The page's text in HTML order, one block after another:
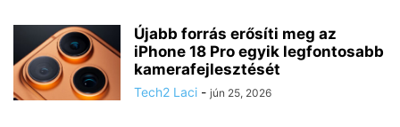
Újabb forrás erősíti meg az
iPhone 18 Pro egyik legfontosabb
kamerafejlesztését
Tech2 Laci - jún 25, 2026